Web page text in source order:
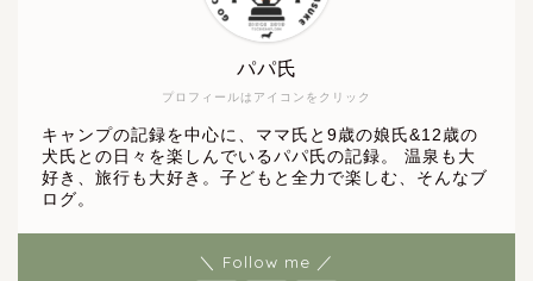
プロフィールはアイコンをクリック
パパ氏
キャンプの記録を中心に、ママ氏と9歳の娘氏&12歳の
犬氏との日々を楽しんでいるパパ氏の記録。 温泉も大
好き、旅行も大好き。子どもと全力で楽しむ、そんなブ
ログ。
＼ Follow me ／